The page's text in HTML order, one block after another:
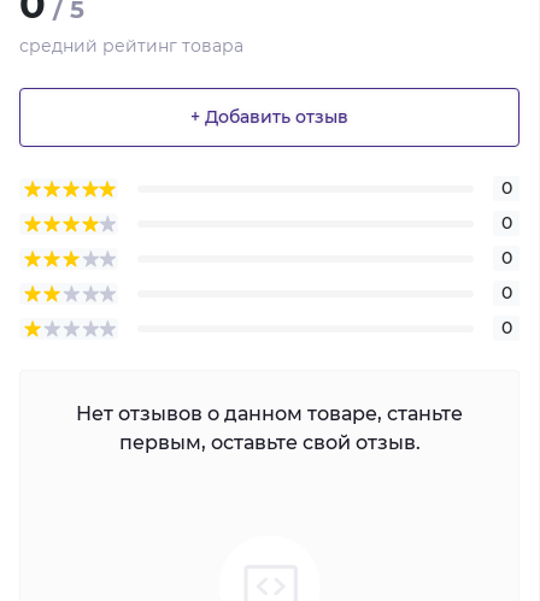
/ 5
средний рейтинг товара
+ Добавить отзыв
0
0
0
0
0
Нет отзывов о данном товаре, станьте
первым, оставьте свой отзыв.